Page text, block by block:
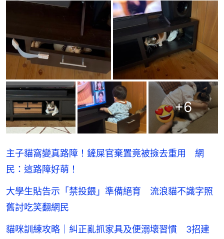
+6
主子貓窩變真路障！鏟屎官棄置竟被撿去重用 網
民：這路障好萌！
大學生貼告示「禁投餵」準備絕育 流浪貓不識字照
舊討吃笑翻網民
貓咪訓練攻略｜糾正亂抓家具及便溺壞習慣 3招建